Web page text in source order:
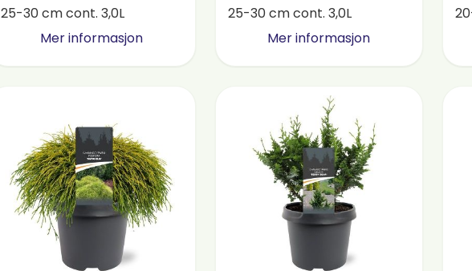
25-30 cm cont. 3,0L
Mer informasjon
25-30 cm cont. 3,0L
Mer informasjon